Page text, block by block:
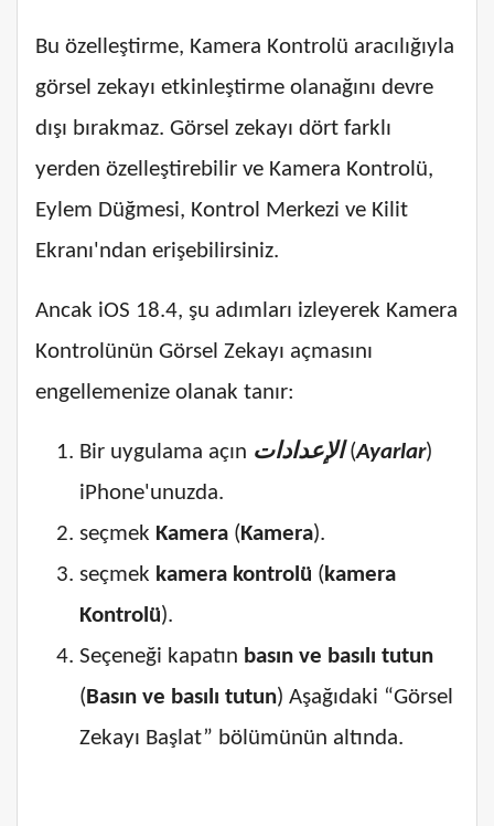
Bu özelleştirme, Kamera Kontrolü aracılığıyla
görsel zekayı etkinleştirme olanağını devre
dışı bırakmaz. Görsel zekayı dört farklı
yerden özelleştirebilir ve Kamera Kontrolü,
Eylem Düğmesi, Kontrol Merkezi ve Kilit
Ekranı'ndan erişebilirsiniz.
Ancak iOS 18.4, şu adımları izleyerek Kamera
Kontrolünün Görsel Zekayı açmasını
engellemenize olanak tanır:
Bir uygulama açın الإعدادات(Ayarlar)
iPhone'unuzda.
seçmek Kamera (Kamera).
seçmek kamera kontrolü (kamera
Kontrolü).
Seçeneği kapatın basın ve basılı tutun
( Basın ve basılı tutun) Aşağıdaki “Görsel
Zekayı Başlat” bölümünün altında.